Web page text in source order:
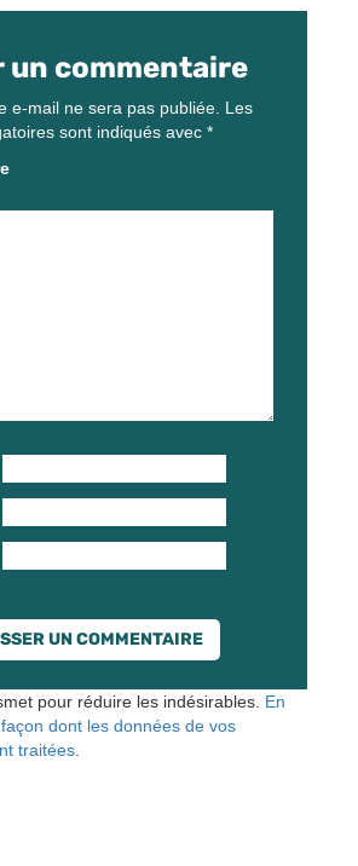
un commentaire
e-mail ne sera pas publiée. Les
sont indiqués avec *
pour réduire les indésirables. En
dont les données de vos
traitées